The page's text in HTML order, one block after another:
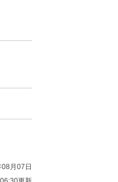
月07日